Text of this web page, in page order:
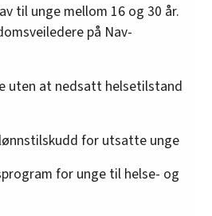
til unge mellom 16 og 30 år.
på Nav-
uten at nedsatt helsetilstand
for utsatte unge
for unge til helse- og